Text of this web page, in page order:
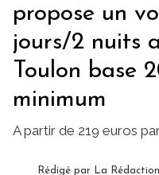
propose un
jours/2 nuits
Toulon base
minimum
A partir de 219 euros
Rédigé par La Rédaction